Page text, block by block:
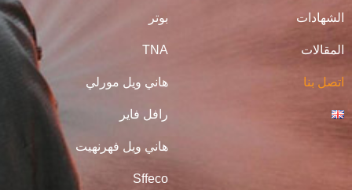
الشهادات
المقالات
اتصل بنا
بوتر
TNA
هاني ويل مورلي
رافل فاير
هاني ويل فهرنهيت
Sffeco